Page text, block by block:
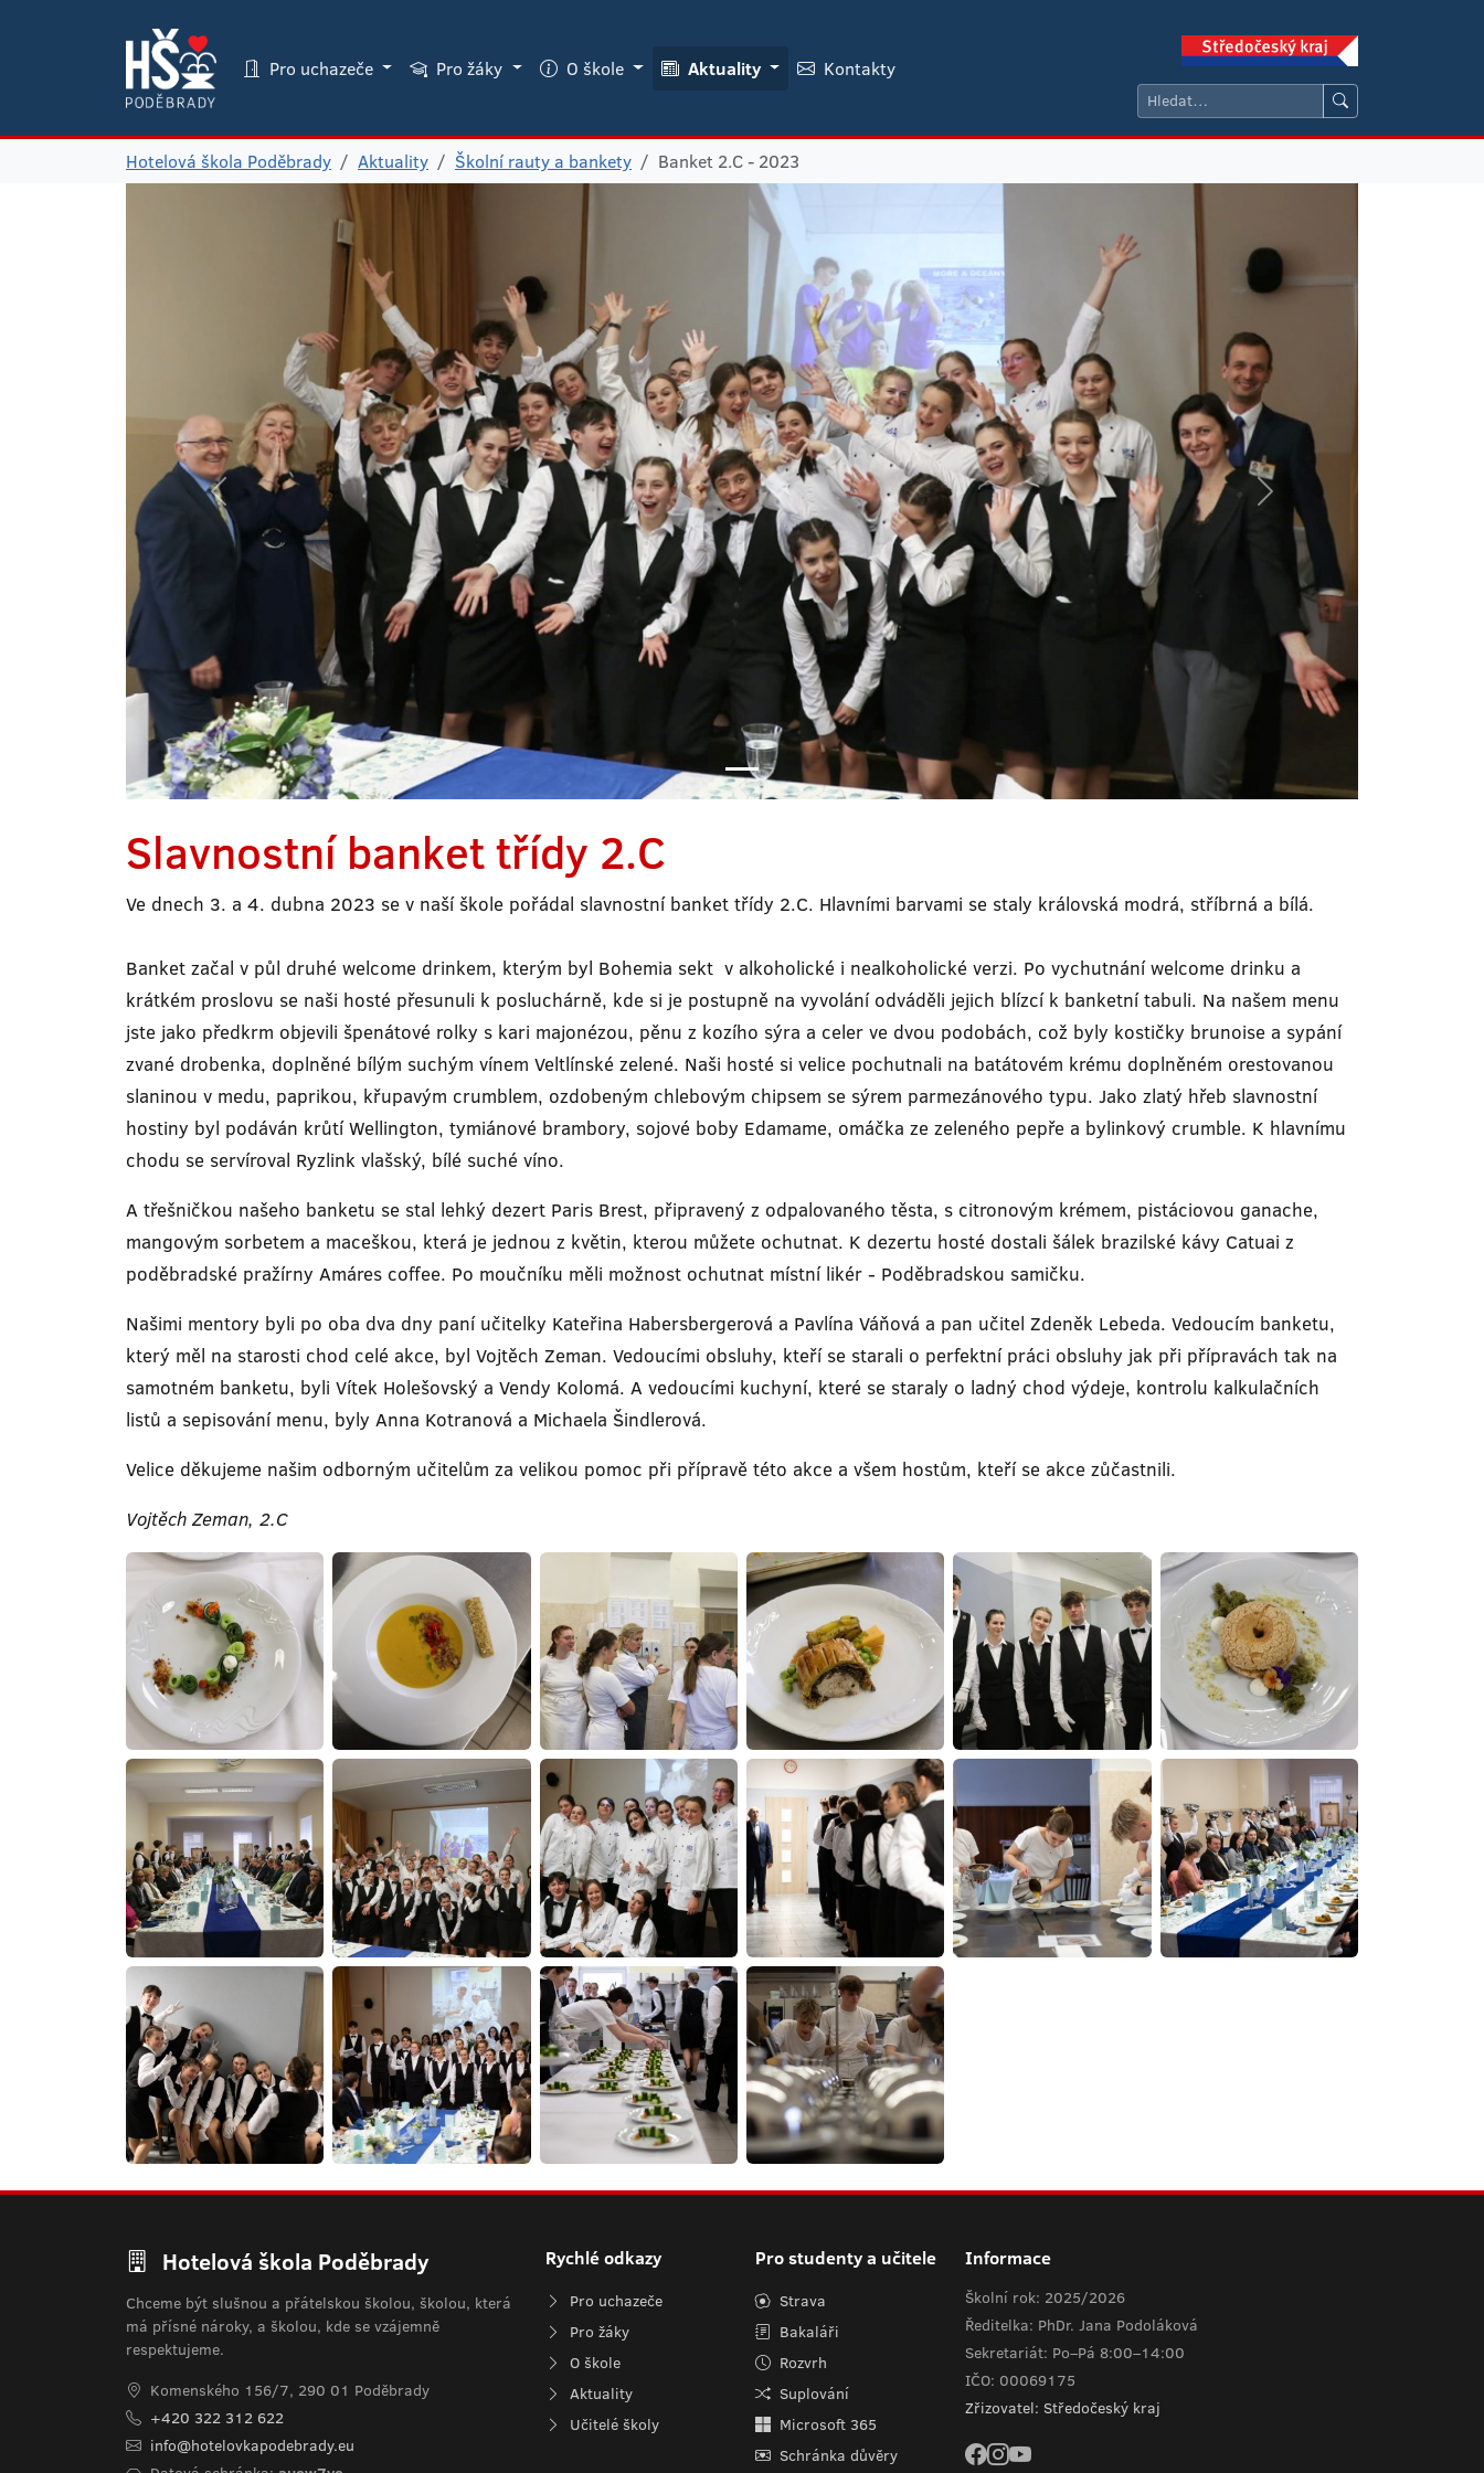
Pro uchazeče Pro žáky O škole Aktuality Kontakty
Hotelová škola Poděbrady Aktuality Školní rauty a bankety Banket 2.C - 2023
Slavnostní banket třídy 2.C
Ve dnech 3. a 4. dubna 2023 se v naší škole pořádal slavnostní banket třídy 2.C. Hlavními barvami se staly královská modrá, stříbrná a bílá.
Banket začal v půl druhé welcome drinkem, kterým byl Bohemia sekt v alkoholické i nealkoholické verzi. Po vychutnání welcome drinku a
krátkém proslovu se naši hosté přesunuli k posluchárně, kde si je postupně na vyvolání odváděli jejich blízcí k banketní tabuli. Na našem menu
jste jako předkrm objevili špenátové rolky s kari majonézou, pěnu z kozího sýra a celer ve dvou podobách, což byly kostičky brunoise a sypání
zvané drobenka, doplněné bílým suchým vínem Veltlínské zelené. Naši hosté si velice pochutnali na batátovém krému doplněném orestovanou
slaninou v medu, paprikou, křupavým crumblem, ozdobeným chlebovým chipsem se sýrem parmezánového typu. Jako zlatý hřeb slavnostní
hostiny byl podáván krůtí Wellington, tymiánové brambory, sojové boby Edamame, omáčka ze zeleného pepře a bylinkový crumble. K hlavnímu
chodu se servíroval Ryzlink vlašský, bílé suché víno.
A třešničkou našeho banketu se stal lehký dezert Paris Brest, připravený z odpalovaného těsta, s citronovým krémem, pistáciovou ganache,
mangovým sorbetem a maceškou, která je jednou z květin, kterou můžete ochutnat. K dezertu hosté dostali šálek brazilské kávy Catuai z
poděbradské pražírny Amáres coffee. Po moučníku měli možnost ochutnat místní likér - Poděbradskou samičku.
Našimi mentory byli po oba dva dny paní učitelky Kateřina Habersbergerová a Pavlína Váňová a pan učitel Zdeněk Lebeda. Vedoucím banketu,
který měl na starosti chod celé akce, byl Vojtěch Zeman. Vedoucími obsluhy, kteří se starali o perfektní práci obsluhy jak při přípravách tak na
samotném banketu, byli Vítek Holešovský a Vendy Kolomá. A vedoucími kuchyní, které se staraly o ladný chod výdeje, kontrolu kalkulačních
listů a sepisování menu, byly Anna Kotranová a Michaela Šindlerová.
Velice děkujeme našim odborným učitelům za velikou pomoc při přípravě této akce a všem hostům, kteří se akce zůčastnili.
Vojtěch Zeman, 2.C
Hotelová škola Poděbrady
Chceme být slušnou a přátelskou školou, školou, která
má přísné nároky, a školou, kde se vzájemně
respektujeme.
Komenského 156/7, 290 01 Poděbrady
+420 322 312 622
info@hotelovkapodebrady.eu
Rychlé odkazy
Pro uchazeče
Pro žáky
O škole
Aktuality
Učitelé školy
Pro studenty a učitele
Strava
Bakaláři
Rozvrh
Suplování
Microsoft 365
Schránka důvěry
Informace
Školní rok: 2025/2026
Ředitelka: PhDr. Jana Podoláková
Sekretariát: Po–Pá 8:00–14:00
IČO: 00069175
Zřizovatel: Středočeský kraj